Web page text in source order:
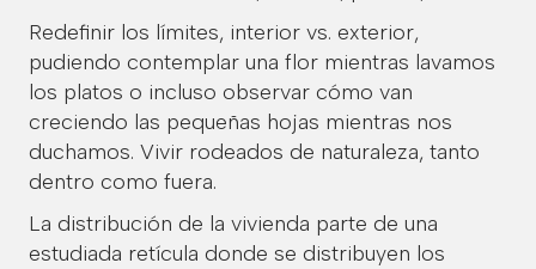
Redefinir los límites, interior vs. exterior,
pudiendo contemplar una flor mientras lavamos
los platos o incluso observar cómo van
creciendo las pequeñas hojas mientras nos
duchamos. Vivir rodeados de naturaleza, tanto
dentro como fuera.
La distribución de la vivienda parte de una
estudiada retícula donde se distribuyen los